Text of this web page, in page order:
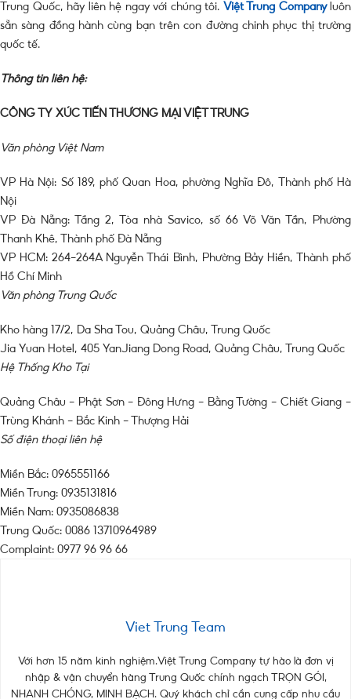
Trung Quốc, hãy liên hệ ngay với chúng tôi. Việt Trung Companyluôn
sẵn sàng đồng hành cùng bạn trên con đường chinh phục thị trường
quốc tế.
Thông tin liên hệ:
CÔNG TY XÚC TIẾN THƯƠNG MẠI VIỆT TRUNG
Văn phòng Việt Nam
VP Hà Nội: Số 189, phố Quan Hoa, phường Nghĩa Đô, Thành phố Hà
Nội
VP Đà Nẵng: Tầng 2, Tòa nhà Savico, số 66 Võ Văn Tần, Phường
Thanh Khê, Thành phố Đà Nẵng
VP HCM: 264-264A Nguyễn Thái Bình, Phường Bảy Hiền, Thành phố
Hồ Chí Minh
Văn phòng Trung Quốc
Kho hàng 17/2, Da Sha Tou, Quảng Châu, Trung Quốc
Jia Yuan Hotel, 405 YanJiang Dong Road, Quảng Châu, Trung Quốc
Hệ Thống Kho Tại
Quảng Châu – Phật Sơn – Đông Hưng – Bằng Tường – Chiết Giang –
Trùng Khánh – Bắc Kinh – Thượng Hải
Số điện thoại liên hệ
Miền Bắc: 0965551166
Miền Trung: 0935131816
Miền Nam: 0935086838
Trung Quốc: 0086 13710964989
Complaint: 0977 96 96 66
Viet Trung Team
Với hơn 15 năm kinh nghiệm.Việt Trung Company tự hào là đơn vị
nhập & vận chuyển hàng Trung Quốc chính ngạch TRỌN GÓI,
NHANH CHÓNG, MINH BẠCH. Quý khách chỉ cần cung cấp nhu cầu